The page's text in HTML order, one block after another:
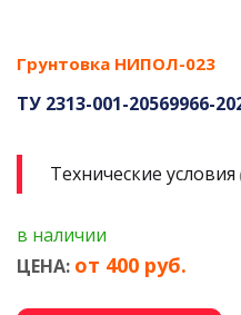
Грунтовка НИПОЛ-023
ТУ 2313-001-20569966-
Технические условия
в наличии
ЦЕНА: от 400 руб.